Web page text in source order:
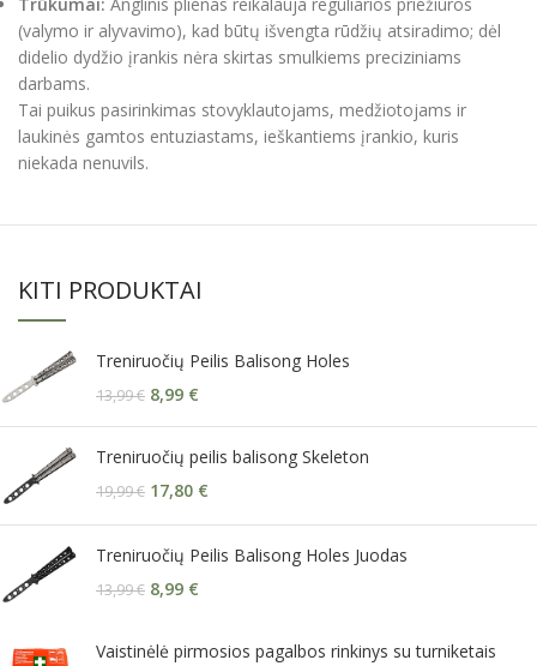
Trūkumai: Anglinis plienas reikalauja reguliarios priežiūros
(valymo ir alyvavimo), kad būtų išvengta rūdžių atsiradimo; dėl
didelio dydžio įrankis nėra skirtas smulkiems preciziniams
darbams.
Tai puikus pasirinkimas stovyklautojams, medžiotojams ir
laukinės gamtos entuziastams, ieškantiems įrankio, kuris
niekada nenuvils.
KITI PRODUKTAI
Treniruočių Peilis Balisong Holes
13,99€ 8,99 €
Treniruočių peilis balisong Skeleton
19,99€ 17,80 €
Treniruočių Peilis Balisong Holes Juodas
13,99€ 8,99 €
Vaistinėlė pirmosios pagalbos rinkinys su turniketais